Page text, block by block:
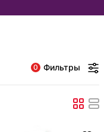
0 Фильтры